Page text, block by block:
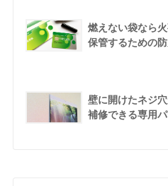
燃えない袋なら
保管するための防
壁に開けたネジ
補修できる専用パ